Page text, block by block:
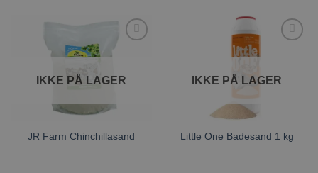
IKKE PÅ LAGER
JR Farm Chinchillasand
IKKE PÅ LAGER
Little One Badesand 1 kg